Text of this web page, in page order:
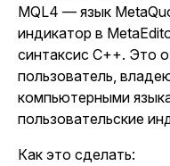
MQL4 — язык
индикатор в
синтаксис C++. Это
пользователь,
компьютерными
пользовательские
Как это сделать: